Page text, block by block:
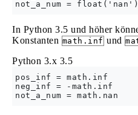
In Python 3.5 und höher
Konstanten math.inf und
Python 3.x 3.5
pos_inf = math.inf
neg_inf = -math.inf